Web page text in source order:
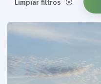
Limpiar filtros